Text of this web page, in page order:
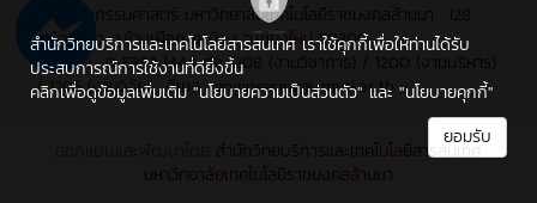
คณะวิศวกรรมศาสตร์ มหาวิทยาลัยเทคโนโลยีราชมงคลล้านนา : 128
ถ.ห้วยแก้ว ต.ช้างเผือก อ.เมือง จ.เชียงใหม่ 50300
โทรศัพท์ : 0 5392 1444 ต่อ 1208 (งานวิชาการ) / 1200 (งานบริหาร)
/ 1205 (งานวิจัย) , อีเมล : engineering@rmutl.ac.th
สำนักวิทยบริการและเทคโนโลยีสารสนเทศ เราใช้คุกกี้เพื่อให้ท่านได้รับ
ประสบการณ์การใช้งานที่ดียิ่งขึ้น
คลิกเพื่อดูข้อมูลเพิ่มเติม "นโยบายความเป็นส่วนตัว" และ "นโยบายคุกกี้"
ยอมรับ
สำนักวิทยบริการและเทคโนโลยีสารสนเทศ
มหาวิทยาลัยเทคโนโลยีราชมงคลล้านนา